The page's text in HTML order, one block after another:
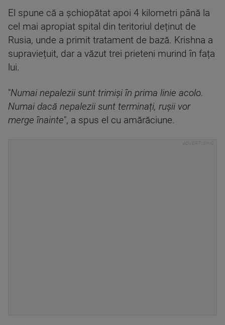
El spune că a șchiopătat apoi 4 kilometri până la
cel mai apropiat spital din teritoriul deținut de
Rusia, unde a primit tratament de bază. Krishna a
supraviețuit, dar a văzut trei prieteni murind în fața
lui.
"Numai nepalezii sunt trimiși în prima linie acolo.
Numai dacă nepalezii sunt terminați, rușii vor
merge înainte", a spus el cu amărăciune.